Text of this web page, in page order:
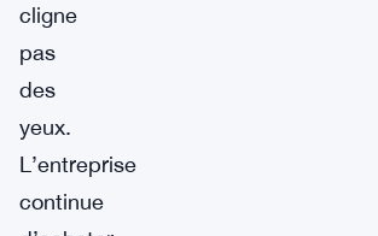
cligne
pas
des
yeux.
L’entreprise
continue